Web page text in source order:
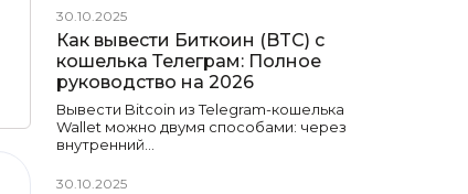
30.10.2025
Как вывести Биткоин (BTC) с
кошелька Телеграм: Полное
руководство на 2026
Вывести Bitcoin из Telegram-кошелька
Wallet можно двумя способами: через
внутренний…
30.10.2025